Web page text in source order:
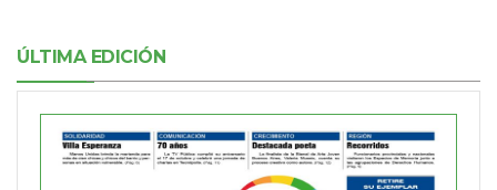
ÚLTIMA EDICIÓN